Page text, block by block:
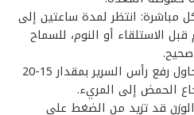
مباشرة: انتظر لمدة ساعتين إلى
الاستلقاء أو النوم، للسماح
رفع رأس السرير: أثناء النوم، حاول رفع رأس السرير بمقدار 15-20
الحمض إلى المريء.
قد تزيد من الضغط على